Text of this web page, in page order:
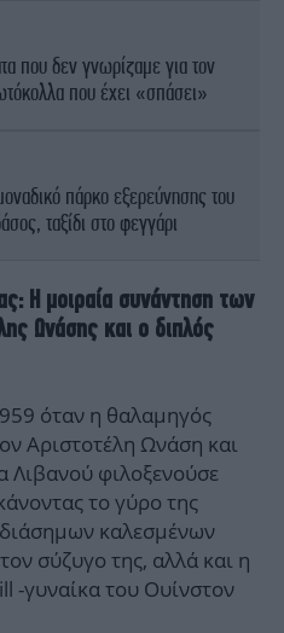
που δεν γνωρίζαμε για τον
που έχει «σπάσει»
πάρκο εξερεύνησης του
ταξίδι στο φεγγάρι
Η μοιραία συνάντηση των
Ωνάσης και ο διπλός
όταν η θαλαμηγός
Αριστοτέλη Ωνάση και
Λιβανού φιλοξενούσε
το γύρο της
καλεσμένων
σύζυγο της, αλλά και η
-γυναίκα του Ουίνστον